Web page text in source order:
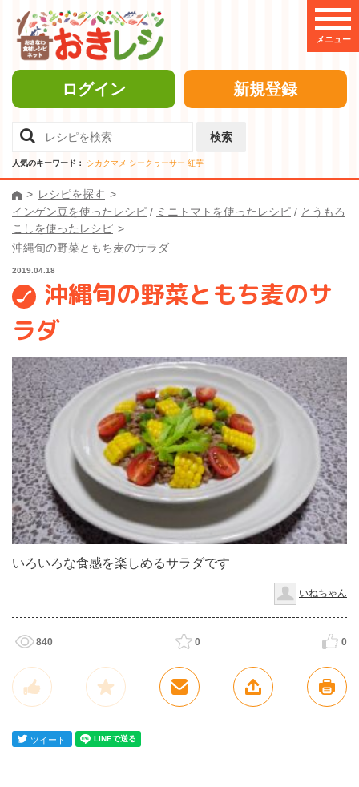
メニュー
ログイン 新規登録
検索
人気のキーワード： シカクマメ シークヮーサー 紅芋
レシピを探す
インゲン豆を使ったレシピ / ミニトマトを使ったレシピ / とうもろ
こしを使ったレシピ
沖縄旬の野菜ともち麦のサラダ
2019.04.18
沖縄旬の野菜ともち麦のサ
ラダ
いろいろな食感を楽しめるサラダです
いねちゃん
840 0 0